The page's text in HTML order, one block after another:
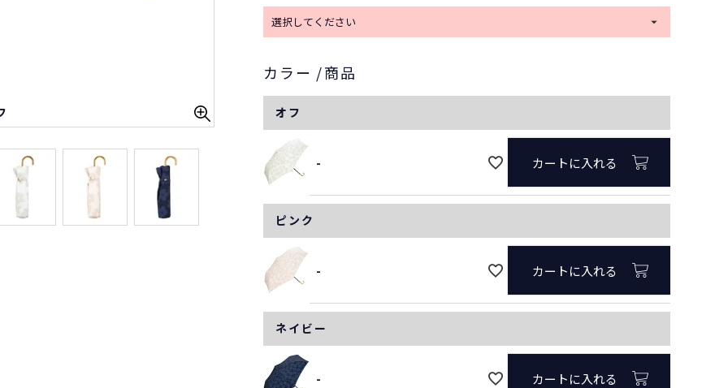
(
必
カラー 商品
オフ
- カートに入れる
ピンク
- カートに入れる
ネイビー
- カートに入れる